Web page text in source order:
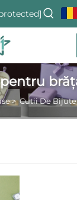
>Cutii De